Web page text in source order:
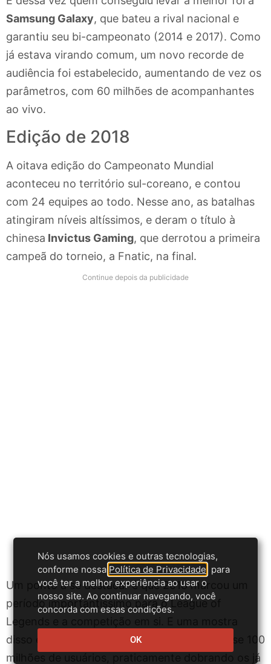
Samsung Galaxy, que bateu a rival nacional e
garantiu seu bi-campeonato (2014 e 2017). Como
já estava virando comum, um novo recorde de
audiência foi estabelecido, aumentando de vez os
parâmetros, com 60 milhões de acompanhantes
ao vivo.
Edição de 2018
A oitava edição do Campeonato Mundial
aconteceu no território sul-coreano, e contou
com 24 equipes ao todo. Nesse ano, as batalhas
atingiram níveis altíssimos, e deram o título à
chinesa Invictus Gaming, que derrotou a primeira
campeã do torneio, a Fnatic, na final.
Continue depois da publicidade
Um ponto a se destacar é que 2018 marcou um
período importantíssimo para o League of
Legends e a competição em si. E uma mostra
disso é que a final foi acompanhada por quase 100
milhões de usuários, praticamente dobrando os já
Nós usamos cookies e outras tecnologias,
conforme nossa Política de Privacidade , para
você ter a melhor experiência ao usar o
nosso site. Ao continuar navegando, você
concorda com essas condições.
OK